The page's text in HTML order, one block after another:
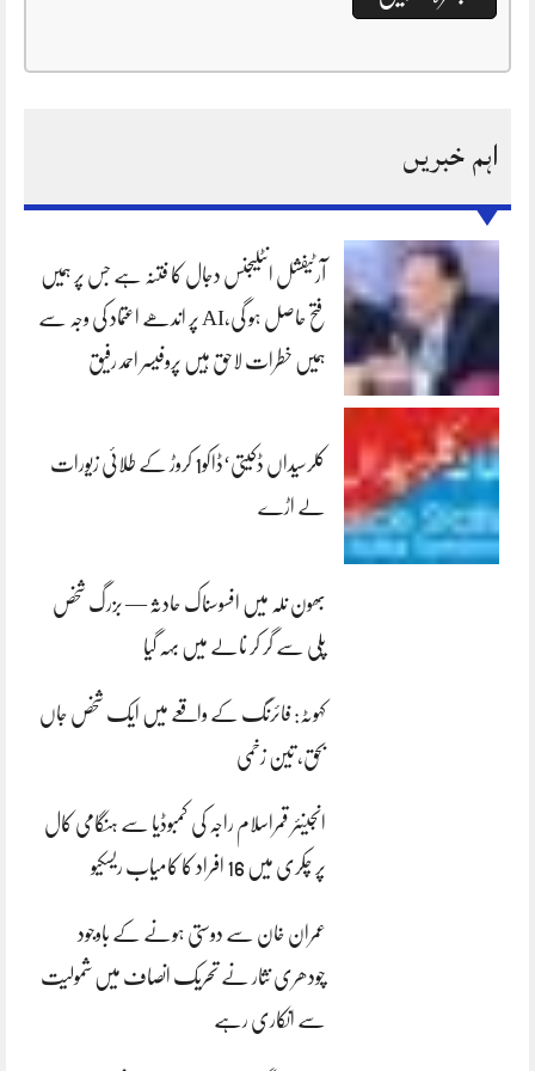
اہم خبریں
آرٹیفشل انٹلیجنس دجال کا فتنہ ہے جس پر ہمیں
فتح حاصل ہو گی،AI پر اندھے اعتماد کی وجہ سے
ہمیں خطرات لاحق ہیں پروفیسر احمد رفیق
کلرسیداں ڈکیتی‘ڈاکو1 کروڑ کے طلائی زیورات
لے اڑے
بھون نلہ میں افسوسناک حادثہ — بزرگ شخص
پلی سے گر کر نالے میں بہہ گیا
کہوٹہ: فائرنگ کے واقعے میں ایک شخص جاں
بحق، تین زخمی
انجینئر قمراسلام راجہ کی کمبوڈیا سے ہنگامی کال
پر چکری میں 16 افراد کا کامیاب ریسکیو
عمران خان سے دوستی ہونے کے باوجود
چودھری نثار نے تحریک انصاف میں شمولیت
سے انکاری رہے